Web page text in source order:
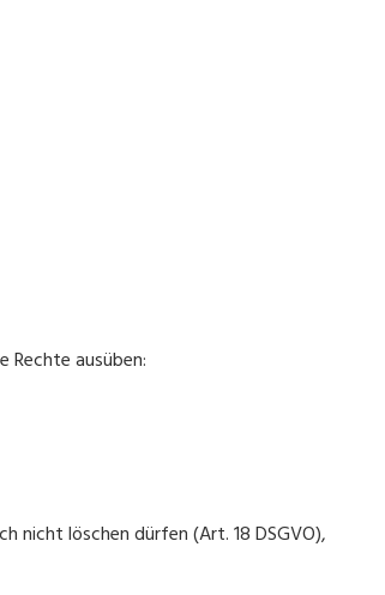
ausüben:
nicht löschen dürfen (Art. 18 DSGVO),